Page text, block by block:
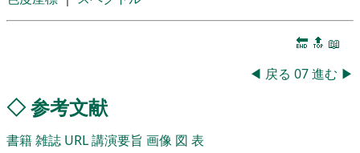
🔚 🔝 📖
◀ 戻る 07進む ▶
◇参考文献
書籍雑誌 URL講演要旨 画像 図 表